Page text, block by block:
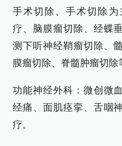
手术切除、手术切除
疗、脑膜瘤切除、经蝶
测下听神经鞘瘤切除、
膜瘤切除、脊髓肿瘤切除
功能神经外科：微创微
经痛、面肌痉挛、舌咽
疗。